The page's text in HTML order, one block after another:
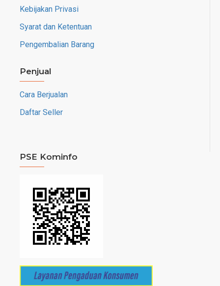
Kebijakan Privasi
Syarat dan Ketentuan
Pengembalian Barang
Penjual
Cara Berjualan
Daftar Seller
PSE Kominfo